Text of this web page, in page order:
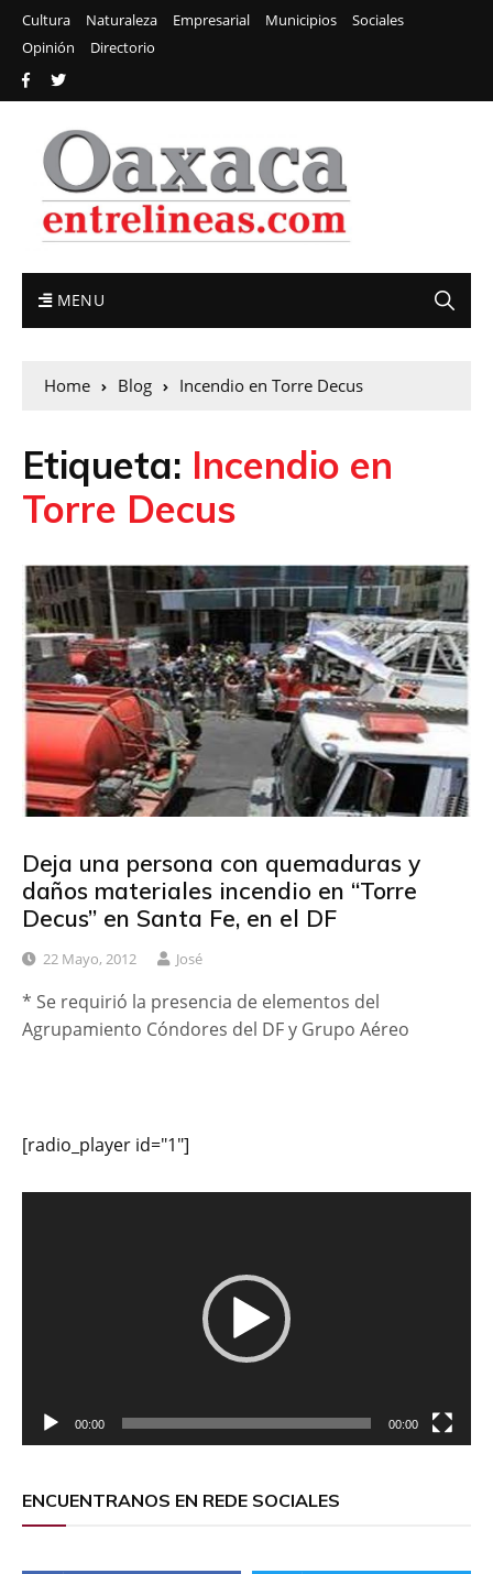
Cultura Naturaleza Empresarial Municipios
Sociales
Opinión
Directorio
MENU
Home Blog Incendio en Torre Decus
Etiqueta: Incendio en
Torre Decus
Deja una persona con quemaduras y
daños materiales incendio en “Torre
Decus” en Santa Fe, en el DF
22 Mayo, 2012 José
* Se requirió la presencia de elementos del
Agrupamiento Cóndores del DF y Grupo Aéreo
[radio_player id="1"]
00:00 00:00
ENCUENTRANOS EN REDE SOCIALES